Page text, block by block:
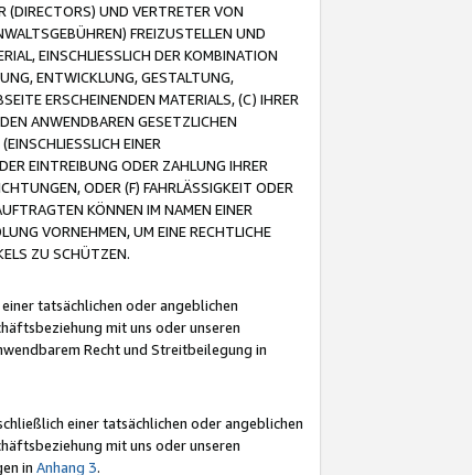
(DIRECTORS) UND VERTRETER VON
FREIZUSTELLEN UND
EINSCHLIESSLICH DER KOMBINATION
ENTWICKLUNG, GESTALTUNG,
ERSCHEINENDEN MATERIALS, (C) IHRER
ANWENDBAREN GESETZLICHEN
EINER
EINTREIBUNG ODER ZAHLUNG IHRER
ODER (F) FAHRLÄSSIGKEIT ODER
KÖNNEN IM NAMEN EINER
VORNEHMEN, UM EINE RECHTLICHE
ZU SCHÜTZEN.
tatsächlichen oder angeblichen
mit uns oder unseren
Recht und Streitbeilegung in
einer tatsächlichen oder angeblichen
mit uns oder unseren
in Anhang 3.